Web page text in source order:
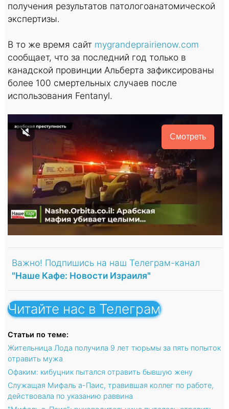
получения результатов патологоанатомической
экспертизы.
В то же время сайт mygrandeprairienow.com
сообщает, что за последний год только в
канадской провинции Альберта зафиксированы
более 100 смертельных случаев после
использования Fentanyl.
Смотреть
Важно! Подпишись на наш Телеграм-канал
"Наше Кафе: Новости Израиля"
Читайте нас в Телеграм
Статьи по теме:
Жительница Лода получила 9 лет тюрьмы за пять попыток
отравить мужа
Офаким: кибуцник пытался отравить бывшую жену
Служащая Мифаль а-Паис, травившая коллег по работе,
действовала по указанию раввина